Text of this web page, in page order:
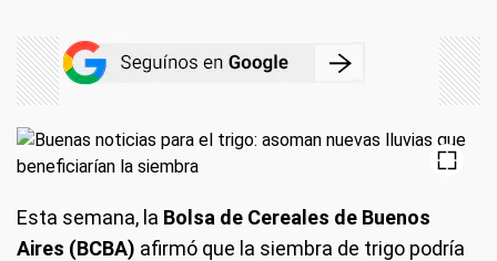
Esta semana, la Bolsa de Cereales de Buenos
Aires (BCBA) afirmó que la siembra de trigo podría